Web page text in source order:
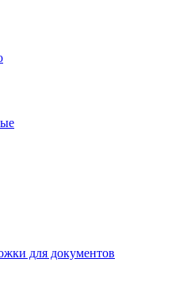
для документов